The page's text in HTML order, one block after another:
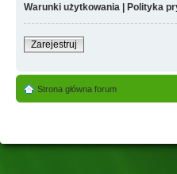
Warunki użytkowania | Polityka
Zarejestruj
Strona główna forum